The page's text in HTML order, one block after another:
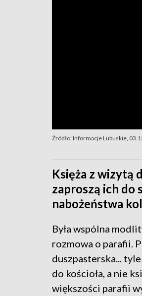
Źródło: Informacje Lubuskie,
Księża z wizytą
zaproszą ich do
nabożeństwa
Była wspólna
rozmowa o parafii.
duszpasterska...
do kościoła, a nie
większości parafii